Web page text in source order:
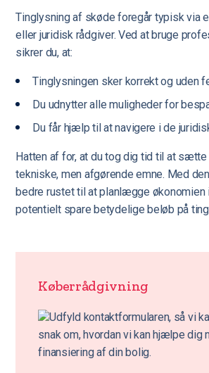
Tinglysning af skøde foregår typisk via
eller juridisk rådgiver. Ved at bruge
sikrer du, at:
Tinglysningen sker korrekt og uden
Du udnytter alle muligheder for
Du får hjælp til at navigere i de
Hatten af for, at du tog dig tid til at
tekniske, men afgørende emne. Med
bedre rustet til at planlægge økonomien
potentielt spare betydelige beløb på
Køberrådgivning
Udfyld kontaktformularen, så vi
snak om, hvordan vi kan hjælpe dig
finansiering af din bolig.